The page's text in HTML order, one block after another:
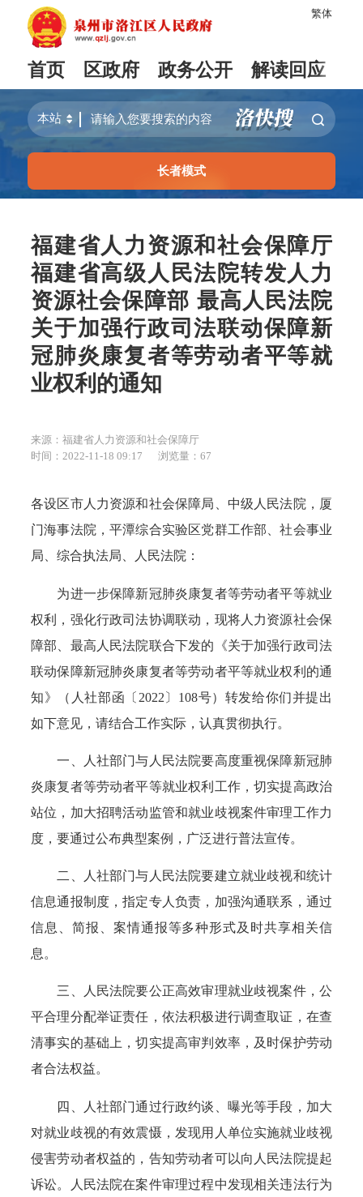
繁体
首页 区政府 政务公开 解读回应
长者模式
福建省人力资源和社会保障厅
福建省高级人民法院转发人力
资源社会保障部 最高人民法院
关于加强行政司法联动保障新
冠肺炎康复者等劳动者平等就
业权利的通知
来源：福建省人力资源和社会保障厅
时间：2022-11-18 09:17
浏览量： 67
各设区市人力资源和社会保障局、中级人民法院，厦
门海事法院，平潭综合实验区党群工作部、社会事业
局、综合执法局、人民法院：
为进一步保障新冠肺炎康复者等劳动者平等就业
权利，强化行政司法协调联动，现将人力资源社会保
障部、最高人民法院联合下发的《关于加强行政司法
联动保障新冠肺炎康复者等劳动者平等就业权利的通
知》（人社部函〔2022〕108号）转发给你们并提出
如下意见，请结合工作实际，认真贯彻执行。
一、人社部门与人民法院要高度重视保障新冠肺
炎康复者等劳动者平等就业权利工作，切实提高政治
站位，加大招聘活动监管和就业歧视案件审理工作力
度，要通过公布典型案例，广泛进行普法宣传。
二、人社部门与人民法院要建立就业歧视和统计
信息通报制度，指定专人负责，加强沟通联系，通过
信息、简报、案情通报等多种形式及时共享相关信
息。
三、人民法院要公正高效审理就业歧视案件，公
平合理分配举证责任，依法积极进行调查取证，在查
清事实的基础上，切实提高审判效率，及时保护劳动
者合法权益。
四、人社部门通过行政约谈、曝光等手段，加大
对就业歧视的有效震慑，发现用人单位实施就业歧视
侵害劳动者权益的，告知劳动者可以向人民法院提起
诉讼。人民法院在案件审理过程中发现相关违法行为